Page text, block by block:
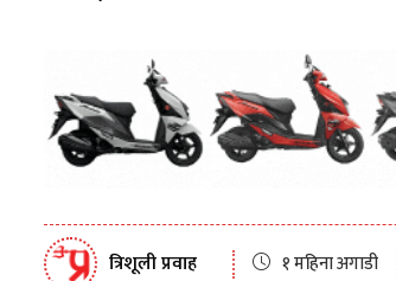
त्रिशूली प्रवाह १ महिना अगाडी